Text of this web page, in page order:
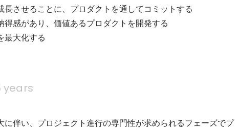
長させることに、プロダクトを通してコミットする
得感があり、価値あるプロダクトを開発する
最大化する
years
に伴い、プロジェクト進行の専門性が求められるフェーズでプ